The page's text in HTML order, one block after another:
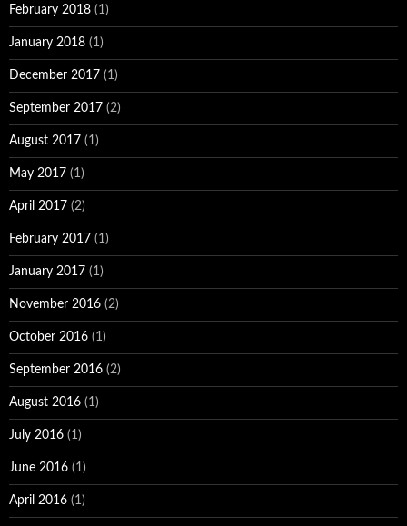
February 2018 (1)
January 2018 (1)
December 2017 (1)
September 2017 (2)
August 2017 (1)
May 2017 (1)
April 2017 (2)
February 2017 (1)
January 2017 (1)
November 2016 (2)
October 2016 (1)
September 2016 (2)
August 2016 (1)
July 2016 (1)
June 2016 (1)
April 2016 (1)